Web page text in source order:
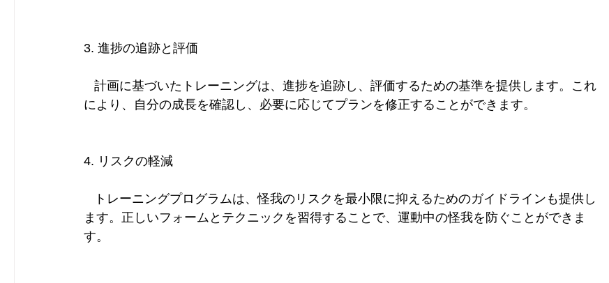
3. 進捗の追跡と評価
計画に基づいたトレーニングは、進捗を追跡し、評価するための基準を提供します。これ
により、自分の成長を確認し、必要に応じてプランを修正することができます。
4. リスクの軽減
トレーニングプログラムは、怪我のリスクを最小限に抑えるためのガイドラインも提供し
ます。正しいフォームとテクニックを習得することで、運動中の怪我を防ぐことができま
す。